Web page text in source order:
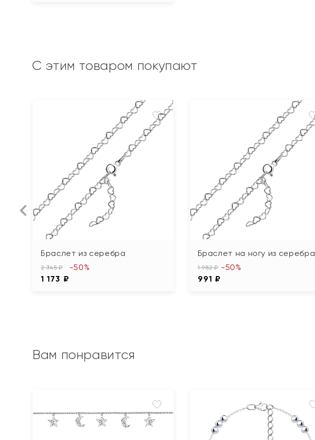
С этим товаром покупают
Браслет из серебра
2 345 ₽
1 173 ₽
-50%
Браслет на ногу из серебра
1 982 ₽
991 ₽
-50%
Вам понравится